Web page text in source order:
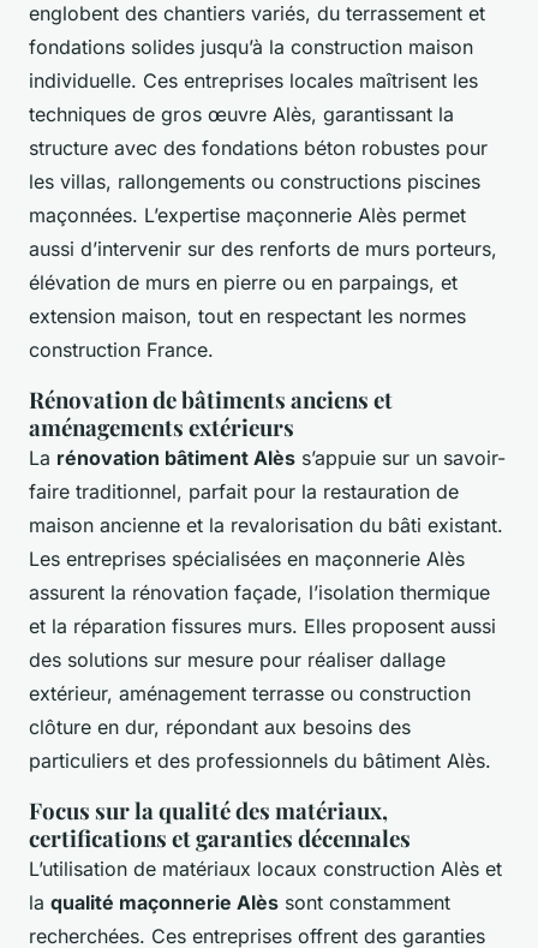
englobent des chantiers variés, du terrassement et
fondations solides jusqu’à la construction maison
individuelle. Ces entreprises locales maîtrisent les
techniques de gros œuvre Alès, garantissant la
structure avec des fondations béton robustes pour
les villas, rallongements ou constructions piscines
maçonnées. L’expertise maçonnerie Alès permet
aussi d’intervenir sur des renforts de murs porteurs,
élévation de murs en pierre ou en parpaings, et
extension maison, tout en respectant les normes
construction France.
Rénovation de bâtiments anciens et
aménagements extérieurs
La rénovation bâtiment Alès s’appuie sur un savoir-
faire traditionnel, parfait pour la restauration de
maison ancienne et la revalorisation du bâti existant.
Les entreprises spécialisées en maçonnerie Alès
assurent la rénovation façade, l’isolation thermique
et la réparation fissures murs. Elles proposent aussi
des solutions sur mesure pour réaliser dallage
extérieur, aménagement terrasse ou construction
clôture en dur, répondant aux besoins des
particuliers et des professionnels du bâtiment Alès.
Focus sur la qualité des matériaux,
certifications et garanties décennales
L’utilisation de matériaux locaux construction Alès et
la qualité maçonnerie Alès sont constamment
recherchées. Ces entreprises offrent des garanties